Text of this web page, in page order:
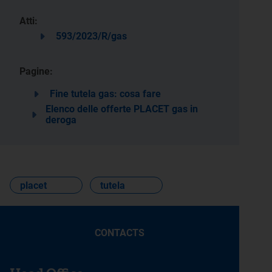
Atti:
593/2023/R/gas
Pagine:
Fine tutela gas: cosa fare
Elenco delle offerte PLACET gas in
deroga
placet tutela
CONTACTS